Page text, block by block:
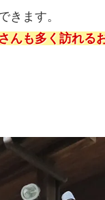
きます。
んも多く訪れる